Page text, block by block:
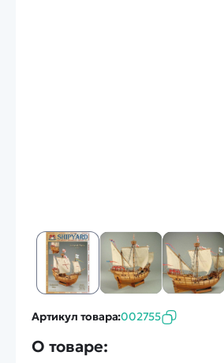
Артикул товара:002755
О товаре: